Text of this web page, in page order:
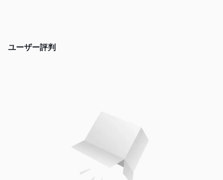
付で取引することを義務付ける契約です。一方、オプションは、
OTTは、さまざまな投資家のニーズに応えるために、さまざまな
個人口座および非個人口座を提供しています。
ユーザー評判